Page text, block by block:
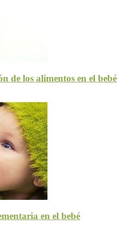
de los alimentos en el bebé
en el bebé